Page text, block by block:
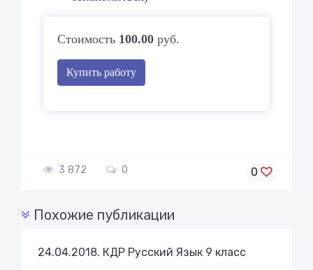
Стоимость 100.00 руб.
Купить работу
3 872 0 0
Похожие публикации
24.04.2018. КДР Русский Язык 9 класс